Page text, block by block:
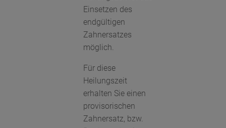
Einsetzen des
endgültigen
Zahnersatzes
möglich.
Für diese
Heilungszeit
erhalten Sie einen
provisorischen
Zahnersatz, bzw.